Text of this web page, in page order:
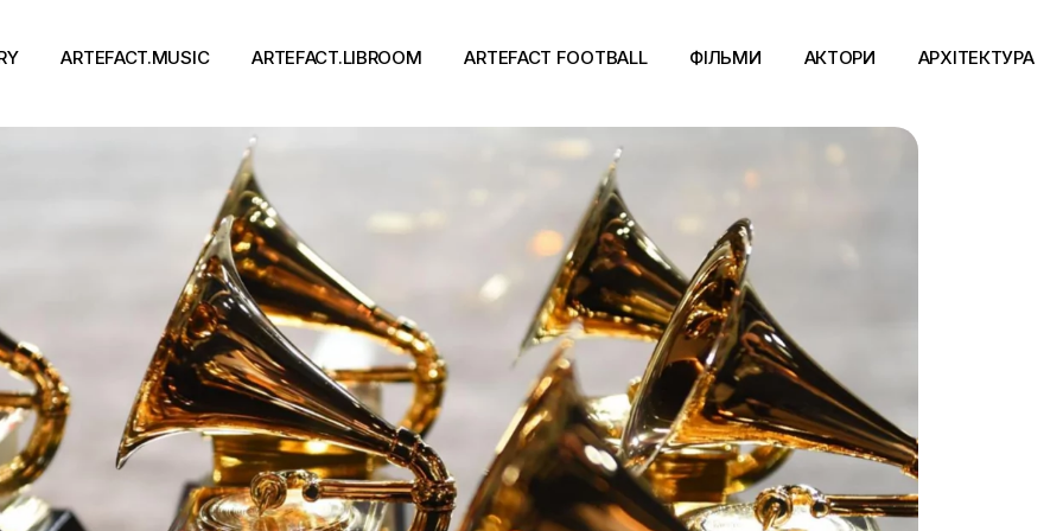
ARTEFACT.MUSIC ARTEFACT.LIBROOM
Книги
Письменники
Події
ARTEFACT FOOTBALL ФІЛЬМИ АКТОРИ АРХІТЕКТУРА